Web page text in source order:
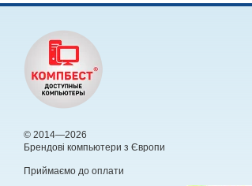
© 2014—2026
Брендові компьютери з Європи
Приймаємо до оплати